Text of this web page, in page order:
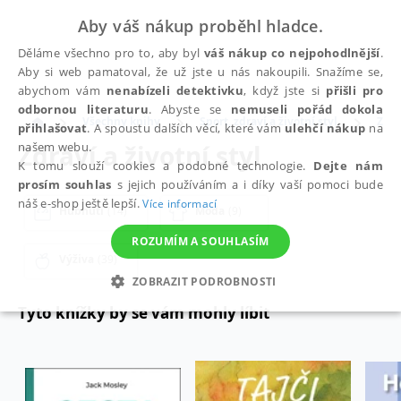
Všechny knihy Sport, zdraví a životní styl
Zdraví a životní styl
Hubnutí (14) Móda
(39)
Tyto knížky by se vám mohly líbit
Aby váš nákup proběhl hladce.
Děláme všechno pro to, aby bylváš nákup co nejpohodlnější.
Aby si web pamatoval, že už jste u nás nakoupili. Snažíme se,
abychom vám nenabízeli detektivku, když jste si přišli pro
odbornou literaturu. Abyste se nemuseli pořád dokola
přihlašovat. A spoustu dalších věcí, které vám ulehčí nákup na
našem webu.
K tomu slouží cookies a podobné technologie. Dejte nám
prosím souhlas s jejich používáním a i díky vaší pomoci bude
náš e-shop ještě lepší.Více informací
ROZUMÍM A SOUHLASÍM
ZOBRAZIT PODROBNOSTI
NEZBYTNÉ ANALYTICKÉ MARKETINGOVÉ